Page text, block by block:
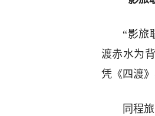
“影旅
渡赤水为
凭《四渡
同程